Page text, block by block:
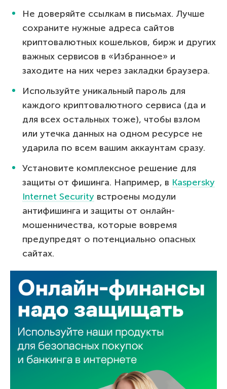
Не доверяйте ссылкам в письмах. Лучше
сохраните нужные адреса сайтов
криптовалютных кошельков, бирж и других
важных сервисов в «Избранное» и
заходите на них через закладки браузера.
Используйте уникальный пароль для
каждого криптовалютного сервиса (да и
для всех остальных тоже), чтобы взлом
или утечка данных на одном ресурсе не
ударила по всем вашим аккаунтам сразу.
Установите комплексное решение для
защиты от фишинга. Например, в Kaspersky
Internet Security встроены модули
антифишинга и защиты от онлайн-
мошенничества, которые вовремя
предупредят о потенциально опасных
сайтах.